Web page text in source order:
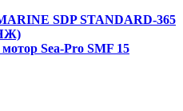
SDP STANDARD-365
Sea-Pro SMF 15